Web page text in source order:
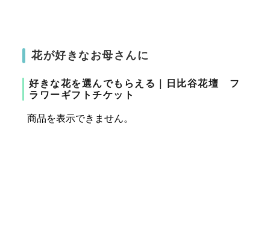
花が好きなお母さんに
好きな花を選んでもらえる｜日比谷花壇 フ
ラワーギフトチケット